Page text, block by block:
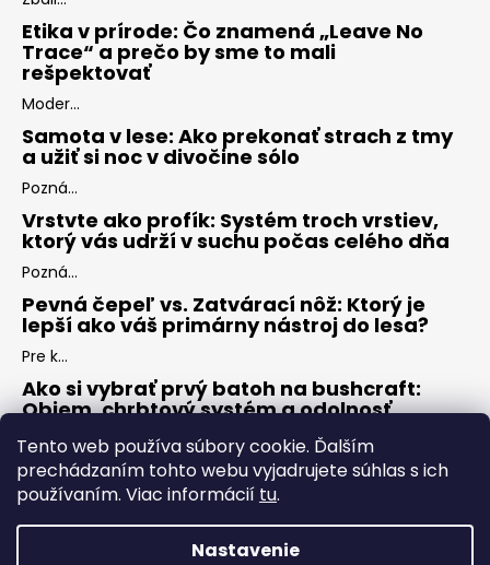
Tento web používa súbory cookie. Ďalším
prechádzaním tohto webu vyjadrujete súhlas s ich
používaním. Viac informácií tu.
Nastavenie
Etika v prírode: Čo znamená „Leave No
Trace“ a prečo by sme to mali
rešpektovať
Moder...
Samota v lese: Ako prekonať strach z tmy
a užiť si noc v divočine sólo
Pozná...
Vrstvte ako profík: Systém troch vrstiev,
ktorý vás udrží v suchu počas celého dňa
Pozná...
Pevná čepeľ vs. Zatvárací nôž: Ktorý je
lepší ako váš primárny nástroj do lesa?
Pre k...
Ako si vybrať prvý batoh na bushcraft:
Objem, chrbtový systém a odolnosť
Keď s...
ARCHÍV